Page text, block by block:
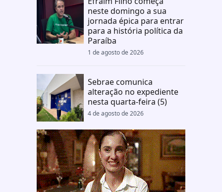
neste domingo a sua
jornada épica para entrar
para a história política da
Paraíba
1 de agosto de 2026
Sebrae comunica
alteração no expediente
nesta quarta-feira (5)
4 de agosto de 2026